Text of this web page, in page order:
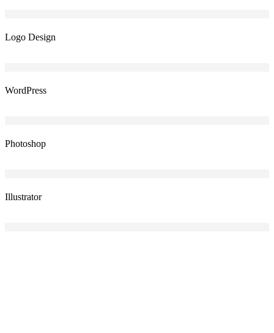
Logo Design
WordPress
Photoshop
Illustrator